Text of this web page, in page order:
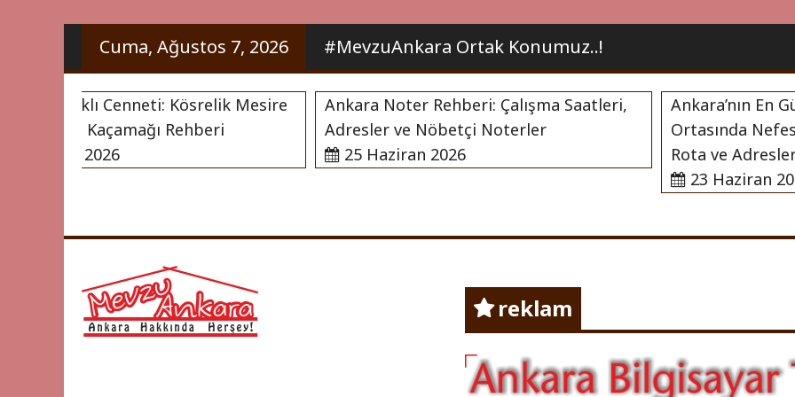
İçeriğiCuma, Ağustos 7, 2026 #MevzuAnkara Ortak Konumuz..!
Saklı Cenneti: Kösrelik Mesire
Doğa Kaçamağı Rehberi
2026
Ankara Noter Rehberi: Çalışma Saatleri,
Adresler ve Nöbetçi Noterler
25 Haziran 2026
Ankara’nın En
Ortasında Nefes
Rota ve Adresleri
23 Haziran 2026
Mevzu Ankara
Ankara Hakkında Herşey !
reklam